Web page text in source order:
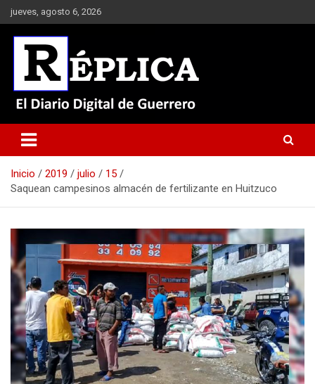
Saltar
al
contenido
jueves, agosto 6, 2026
Réplica
Inicio 2019 julio
15
Saquean campesinos almacén de fertilizante en Huitzuco